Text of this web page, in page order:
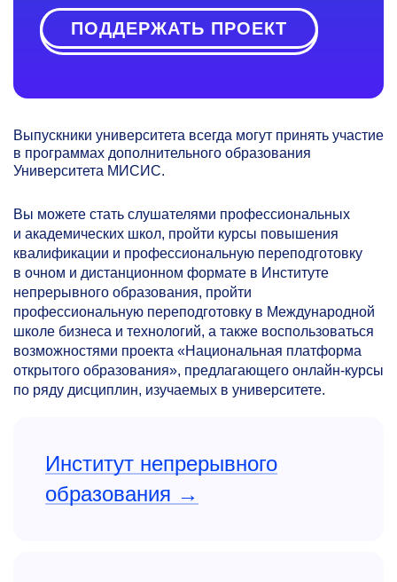
ПОДДЕРЖАТЬ ПРОЕКТ
Выпускники университета всегда могут принять участие
в программах дополнительного образования
Университета МИСИС.
Вы можете стать слушателями профессиональных
и академических школ, пройти курсы повышения
квалификации и профессиональную переподготовку
в очном и дистанционном формате в Институте
непрерывного образования, пройти
профессиональную переподготовку в Международной
школе бизнеса и технологий, а также воспользоваться
возможностями проекта «Национальная платформа
открытого образования», предлагающего онлайн-курсы
по ряду дисциплин, изучаемых в университете.
Институт непрерывного
образования